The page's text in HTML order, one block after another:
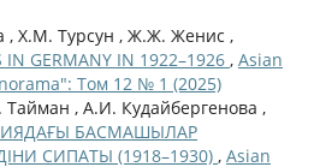
Х.М. Турсун , Ж.Ж. Женис ,
IN GERMANY IN 1922–1926 , Asian
Том 12 № 1 (2025)
, А.И. Кудайбергенова ,
БАСМАШЫЛАР
СИПАТЫ (1918–1930) , Asian